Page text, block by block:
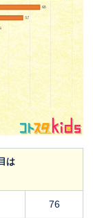
は
76